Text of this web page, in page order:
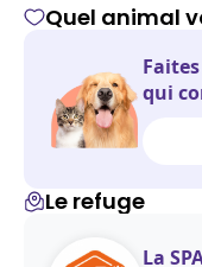
Quel animal
qui
Le refuge
La